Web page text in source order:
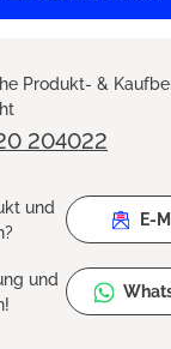
Produkt- &
204022
und
E-
und